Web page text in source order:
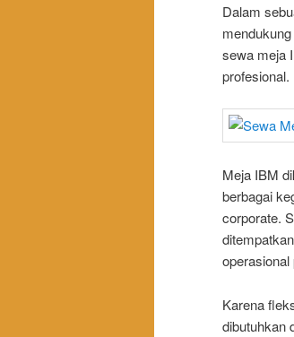
Dalam
sewa meja
profesional.
Meja IBM
berbagai
corporate.
operasional
Karena
dibutuhkan